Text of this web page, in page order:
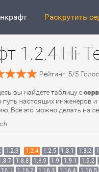
Раскрутить
1.2.4 Hi-
Рейтинг: 5/5
вы найдете таблицу с
настоящих
Всё это можно делать на
1.2.3 1.2.4 1.2.5 1.3.1 1.3.2
1.8.8 1.8.9 1.9 1.9.1 1.9.2
1.16.2 1.16.3 1.16.4 1.16.5